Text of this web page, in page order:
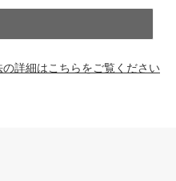
詳細はこちらをご覧ください